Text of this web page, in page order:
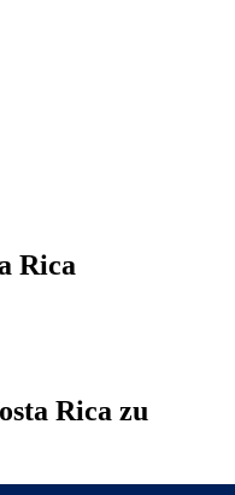
Rica
Rica zu